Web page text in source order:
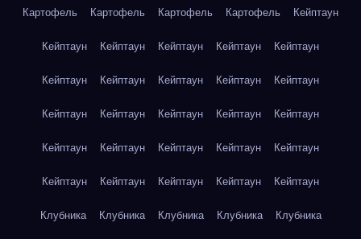
Картофель Картофель Картофель Картофель Кейптаун
Кейптаун Кейптаун Кейптаун Кейптаун Кейптаун
Кейптаун Кейптаун Кейптаун Кейптаун Кейптаун
Кейптаун Кейптаун Кейптаун Кейптаун Кейптаун
Кейптаун Кейптаун Кейптаун Кейптаун Кейптаун
Кейптаун Кейптаун Кейптаун Кейптаун Кейптаун
Клубника Клубника Клубника Клубника Клубника